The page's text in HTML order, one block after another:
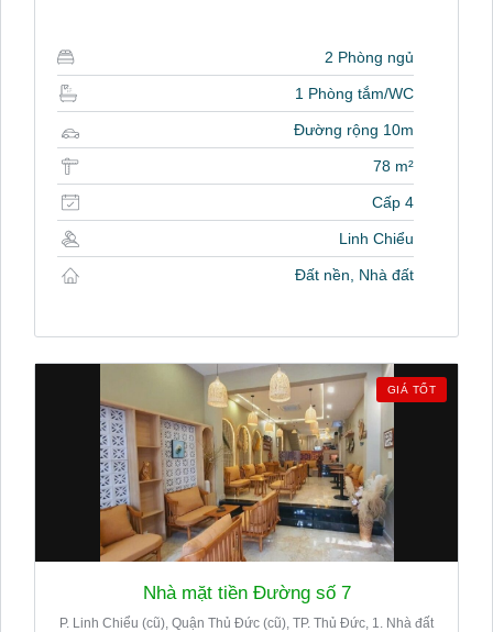
2 Phòng ngủ
1 Phòng tắm/WC
Đường rộng 10m
78 m²
Cấp 4
Linh Chiểu
Đất nền, Nhà đất
GIÁ TỐT
Nhà mặt tiền Đường số 7
P. Linh Chiểu (cũ), Quận Thủ Đức (cũ), TP. Thủ Đức, 1. Nhà đất